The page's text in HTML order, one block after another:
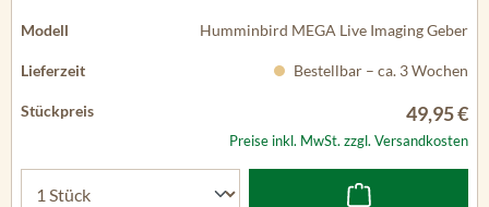
Humminbird MEGA Live Imaging Geber
Bestellbar – ca. 3 Wochen
49,95 €
Preise inkl. MwSt. zzgl. Versandkosten